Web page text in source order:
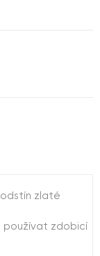
zlaté
používat zdobicí